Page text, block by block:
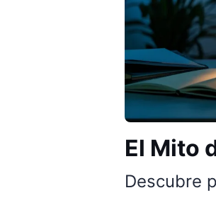
El Mito
Descubre